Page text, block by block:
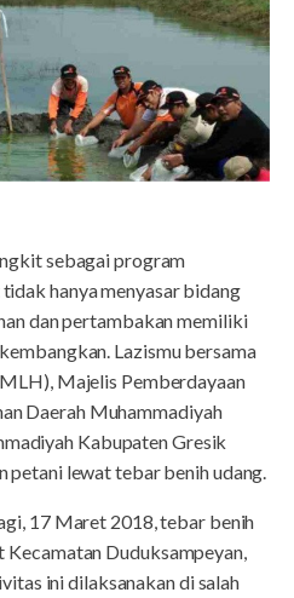
sebagai program
hanya menyasar bidang
dan pertambakan memiliki
Lazismu bersama
Majelis Pemberdayaan
Daerah Muhammadiyah
Kabupaten Gresik
petani lewat tebar benih udang.
17 Maret 2018, tebar benih
Kecamatan Duduksampeyan,
ini dilaksanakan di salah